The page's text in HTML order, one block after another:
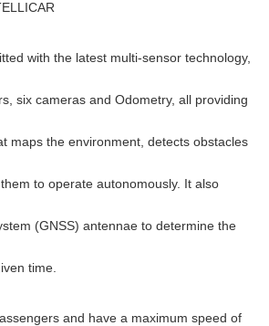
with the latest multi-sensor technology,
six cameras and Odometry, all providing
maps the environment, detects obstacles
to operate autonomously. It also
(GNSS) antennae to determine the
time.
and have a maximum speed of